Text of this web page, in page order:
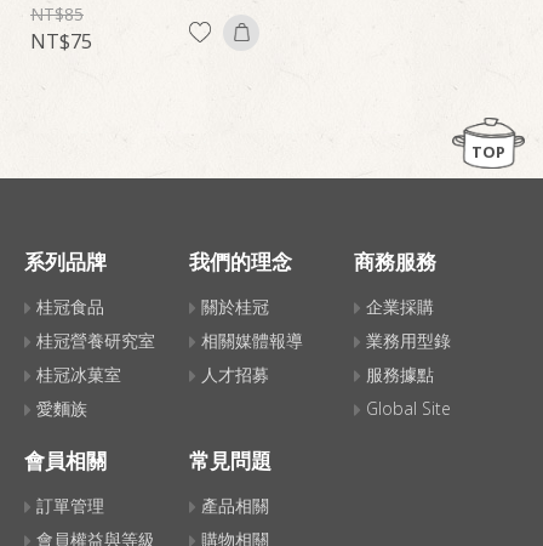
85
75
TOP
系列品牌
桂冠食品
桂冠營養研究室
桂冠冰菓室
愛麵族
我們的理念
關於桂冠
相關媒體報導
人才招募
商務服務
企業採購
業務用型錄
服務據點
Global Site
會員相關
訂單管理
會員權益與等級
常見問題
產品相關
購物相關